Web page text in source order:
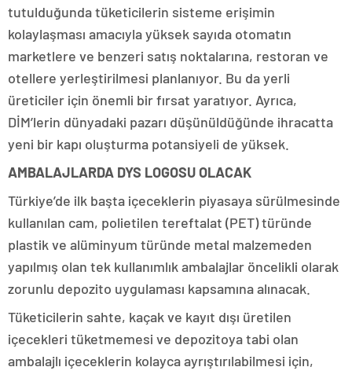
tutulduğunda tüketicilerin sisteme erişimin
kolaylaşması amacıyla yüksek sayıda otomatın
marketlere ve benzeri satış noktalarına, restoran ve
otellere yerleştirilmesi planlanıyor. Bu da yerli
üreticiler için önemli bir fırsat yaratıyor. Ayrıca,
DİM’lerin dünyadaki pazarı düşünüldüğünde ihracatta
yeni bir kapı oluşturma potansiyeli de yüksek.
AMBALAJLARDA DYS LOGOSU OLACAK
Türkiye’de ilk başta içeceklerin piyasaya sürülmesinde
kullanılan cam, polietilen tereftalat (PET) türünde
plastik ve alüminyum türünde metal malzemeden
yapılmış olan tek kullanımlık ambalajlar öncelikli olarak
zorunlu depozito uygulaması kapsamına alınacak.
Tüketicilerin sahte, kaçak ve kayıt dışı üretilen
içecekleri tüketmemesi ve depozitoya tabi olan
ambalajlı içeceklerin kolayca ayrıştırılabilmesi için,